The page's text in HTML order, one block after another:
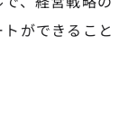
ができること